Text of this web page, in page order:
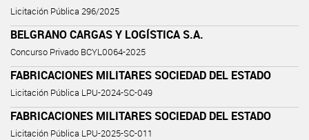
Licitación Pública 296/2025
BELGRANO CARGAS Y LOGÍSTICA S.A.
Concurso Privado BCYL0064-2025
FABRICACIONES MILITARES SOCIEDAD DEL ESTADO
Licitación Pública LPU-2024-SC-049
FABRICACIONES MILITARES SOCIEDAD DEL ESTADO
Licitación Pública LPU-2025-SC-011